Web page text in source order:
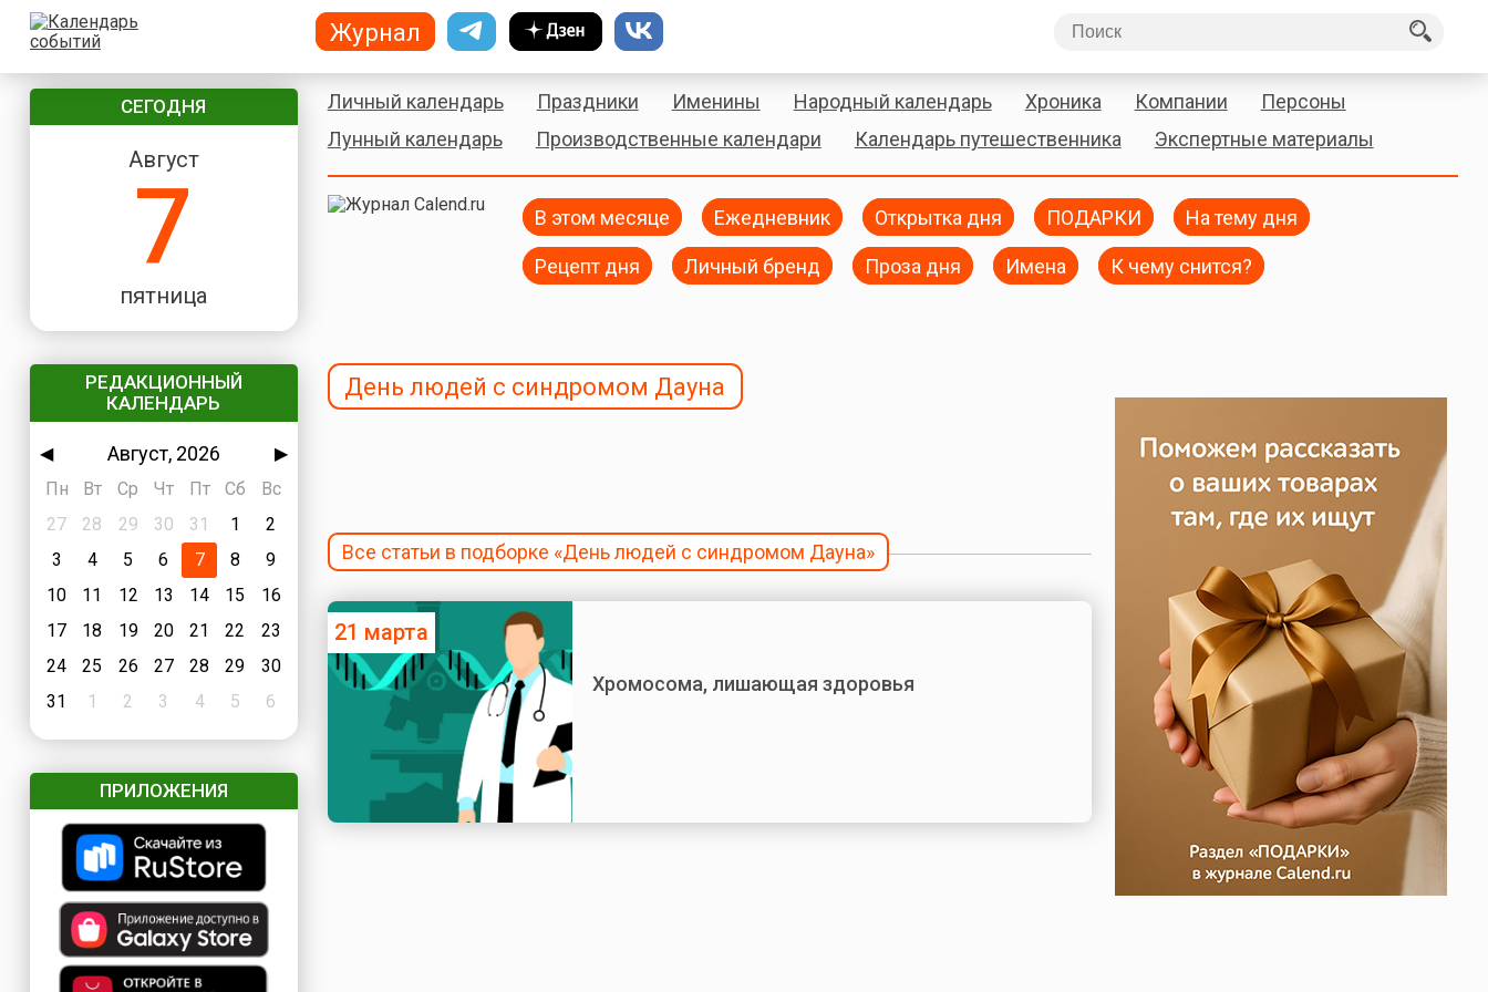
СЕГОДНЯ
Август
7
пятница
РЕДАКЦИОННЫЙ
КАЛЕНДАРЬ
◀ Август, 2026
▶
Пн
Вт Ср Чт Пт Сб
Вс
27
28 29 30 31 1
2
3
4 5 6 7 8
9
10
11 12 13 14 15
16
17
18 19 20 21 22
23
24
25 26 27 28 29
30
31
1 2 3 4 5 6
ПРИЛОЖЕНИЯ
Личный календарь Праздники Именины Народный календарь Хроника Компании
Персоны
Лунный календарь
Производственные календари Календарь путешественника Экспертные материалы
В этом месяце Ежедневник Открытка дня ПОДАРКИ На тему дня
Рецепт дня Личный бренд Проза дня Имена К чему снится?
День людей с синдромом Дауна
Все статьи в подборке «День людей с синдромом Дауна»
21 марта
Хромосома, лишающая здоровья
Журнал